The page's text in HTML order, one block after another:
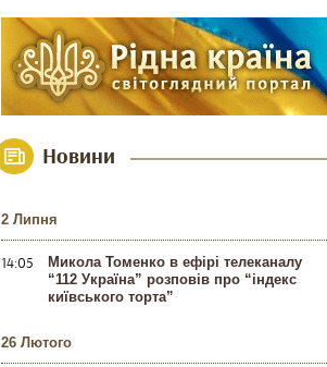
Новини
2 Липня
14:05
Микола Томенко в ефірі телеканалу
“112 Україна” розповів про “індекс
київського торта”
26 Лютого